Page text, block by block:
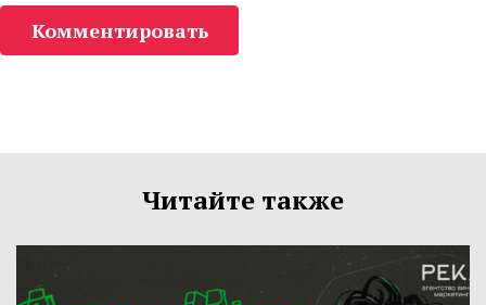
Комментировать
Читайте также